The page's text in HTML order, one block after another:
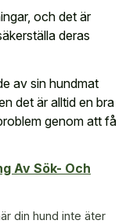
och det är
deras
av sin hundmat
det är alltid en bra
genom att få
Av Sök- Och
din hund inte äter